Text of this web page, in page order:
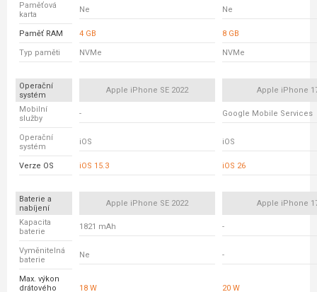
Paměťová
karta
Ne Ne
Paměť RAM 4 GB 8 GB
Typ paměti NVMe NVMe
Operační
systém
Apple iPhone SE 2022 Apple iPhone
Mobilní
služby
- Google Mobile Services
Operační
systém
iOS iOS
Verze OS iOS 15.3 iOS 26
Baterie a
nabíjení
Apple iPhone SE 2022 Apple iPhone
Kapacita
baterie
1821 mAh -
Vyměnitelná
baterie
Ne -
Max. výkon
drátového
18 W 20 W